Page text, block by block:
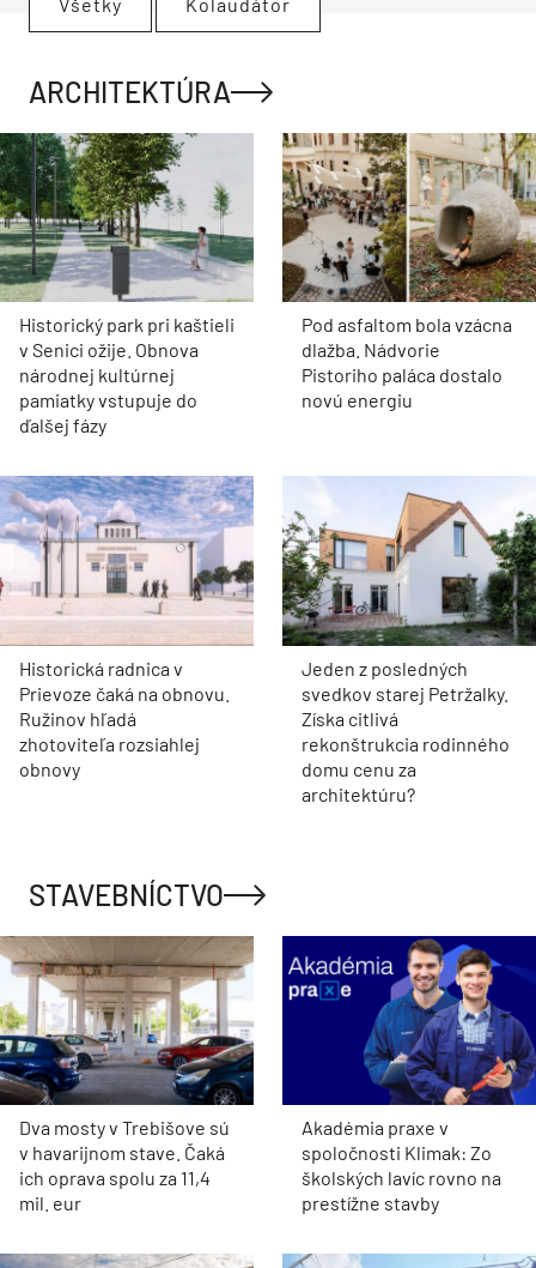
ARCHITEKTÚRA
Historický park pri kaštieli
v Senici ožije. Obnova
národnej kultúrnej
pamiatky vstupuje do
ďalšej fázy
Pod asfaltom bola vzácna
dlažba. Nádvorie
Pistoriho paláca dostalo
novú energiu
Historická radnica v
Prievoze čaká na obnovu.
Ružinov hľadá
zhotoviteľa rozsiahlej
obnovy
Jeden z posledných
svedkov starej Petržalky.
Získa citlivá
rekonštrukcia rodinného
domu cenu za
architektúru?
STAVEBNÍCTVO
Dva mosty v Trebišove sú
v havarijnom stave. Čaká
ich oprava spolu za 11,4
mil. eur
Akadémia praxe v
spoločnosti Klimak: Zo
školských lavíc rovno na
prestížne stavby